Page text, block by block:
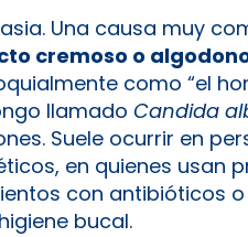
Una causa muy
cremoso o
como “el
llamado Candida
Suele ocurrir en
en quienes usan
con antibióticos
bucal.